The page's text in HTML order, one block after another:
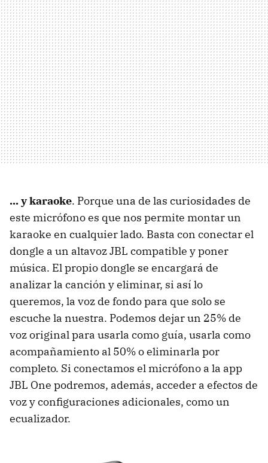
... y karaoke. Porque una de las curiosidades de
este micrófono es que nos permite montar un
karaoke en cualquier lado. Basta con conectar el
dongle a un altavoz JBL compatible y poner
música. El propio dongle se encargará de
analizar la canción y eliminar, si así lo
queremos, la voz de fondo para que solo se
escuche la nuestra. Podemos dejar un 25% de
voz original para usarla como guía, usarla como
acompañamiento al 50% o eliminarla por
completo. Si conectamos el micrófono a la app
JBL One podremos, además, acceder a efectos de
voz y configuraciones adicionales, como un
ecualizador.